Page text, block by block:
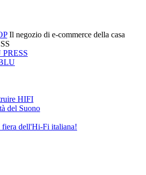
Il negozio di e-commerce della casa
PRESS
HIFI
del Suono
fiera dell'Hi-Fi italiana!